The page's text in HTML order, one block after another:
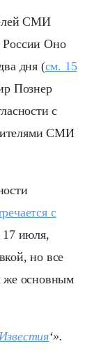
СМИ
России Оно
дня (см. 15
Познер
с
СМИ
с
17 июля,
но все
же основным
‘».